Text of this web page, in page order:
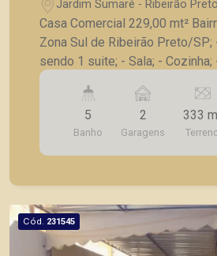
Preto/SP;
Jardim Sumaré - Ribeirão
Casa Comercial 229,00 mt² Bairro Jardim Sumaré,
Zona Sul de Ribeirão Preto/SP; - 3 Quartos
sendo 1 suite; - Sala; - Cozinha;
Corredor lateral; - 5 vagas
Piramid tem como objetivo
com agilidade e segurança, em
de imóveis prontos, usados ou
principais lançamentos da
5
Banho
2
Garagens
333
Cód. 231545